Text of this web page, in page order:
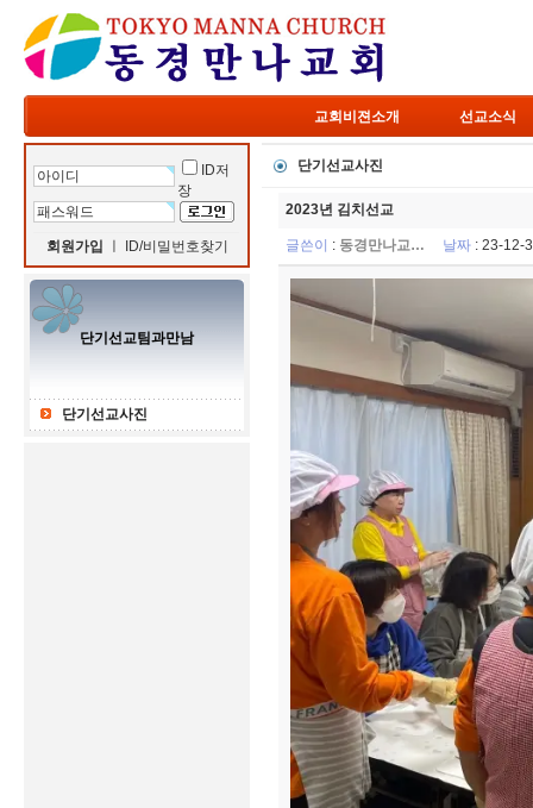
교회비젼소개 선교소식
ID저
장
회원가입 ID/비밀번호찾기
단기선교팀과만남
단기선교사진
단기선교사진
2023년 김치선교
글쓴이 : 동경만나교… 날짜: 23-